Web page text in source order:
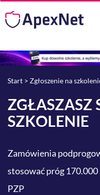
Start > Zgłoszenie na
ZGŁASZASZ
SZKOLENIE
Zamówienia
stosować próg 170.000
PZP